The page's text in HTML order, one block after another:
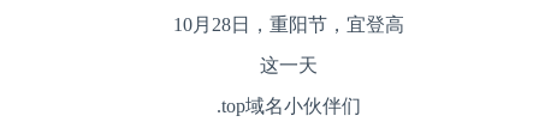
10月 28日，重阳节，宜登高
这一天
.top域名小伙伴们